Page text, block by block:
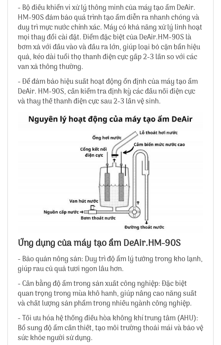
- Bộ điều khiển vi xử lý thông minh của máy tạo ẩm DeAir.
HM-90S đảm bảo quá trình tạo ẩm diễn ra nhanh chóng và
duy trì mực nước chính xác. Máy có khả năng xử lý linh hoạt
mọi thay đổi cài đặt. Điểm đặc biệt của DeAir.HM-90S là
bơm xả với đầu vào và đầu ra lớn, giúp loại bỏ cặn bẩn hiệu
quả, kéo dài tuổi thọ thanh điện cực gấp 2-3 lần so với các
van xả thông thường.
- Để đảm bảo hiệu suất hoạt động ổn định của máy tạo ẩm
DeAir. HM-90S, cần kiểm tra định kỳ các đầu nối điện cực
và thay thế thanh điện cực sau 2-3 lần vệ sinh.
Ứng dụng của máy tạo ẩm DeAir.HM-90S
- Bảo quản nông sản: Duy trì độ ẩm lý tưởng trong kho lạnh,
giúp rau củ quả tươi ngon lâu hơn.
- Cân bằng độ ẩm trong sản xuất công nghiệp: Đặc biệt
quan trọng trong mùa khô hanh, giúp nâng cao năng suất
và chất lượng sản phẩm trong nhiều ngành công nghiệp.
- Tối ưu hóa hệ thống điều hòa không khí trung tâm (AHU):
Bổ sung độ ẩm cần thiết, tạo môi trường thoải mái và bảo vệ
sức khỏe người sử dụng.